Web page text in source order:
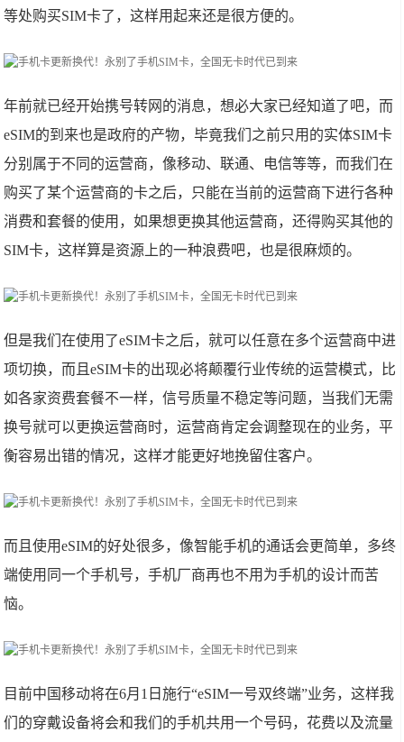
等处购买SIM卡了，这样用起来还是很方便的。
年前就已经开始携号转网的消息，想必大家已经知道了吧，而
eSIM的到来也是政府的产物，毕竟我们之前只用的实体SIM卡
分别属于不同的运营商，像移动、联通、电信等等，而我们在
购买了某个运营商的卡之后，只能在当前的运营商下进行各种
消费和套餐的使用，如果想更换其他运营商，还得购买其他的
SIM卡，这样算是资源上的一种浪费吧，也是很麻烦的。
但是我们在使用了eSIM卡之后，就可以任意在多个运营商中进
项切换，而且eSIM卡的出现必将颠覆行业传统的运营模式，比
如各家资费套餐不一样，信号质量不稳定等问题，当我们无需
换号就可以更换运营商时，运营商肯定会调整现在的业务，平
衡容易出错的情况，这样才能更好地挽留住客户。
而且使用eSIM的好处很多，像智能手机的通话会更简单，多终
端使用同一个手机号，手机厂商再也不用为手机的设计而苦
恼。
目前中国移动将在6月1日施行“eSIM一号双终端”业务，这样我
们的穿戴设备将会和我们的手机共用一个号码，花费以及流量